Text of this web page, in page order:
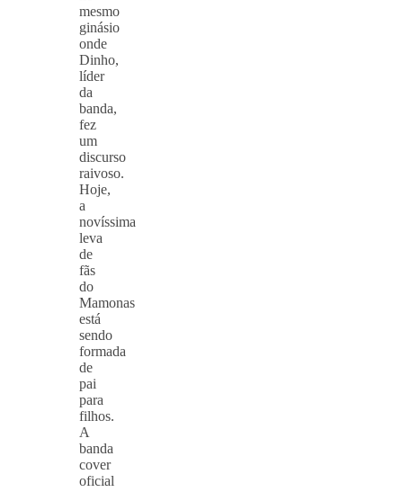
mesmo
ginásio
onde
Dinho,
líder
da
banda,
fez
um
discurso
raivoso.
Hoje,
a
novíssima
leva
de
fãs
do
Mamonas
está
sendo
formada
de
pai
para
filhos.
A
banda
cover
oficial